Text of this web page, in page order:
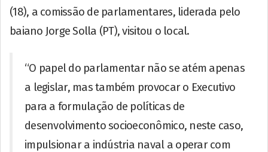
(18), a comissão de parlamentares, liderada pelo
baiano Jorge Solla (PT), visitou o local.
“O papel do parlamentar não se atém apenas
a legislar, mas também provocar o Executivo
para a formulação de políticas de
desenvolvimento socioeconômico, neste caso,
impulsionar a indústria naval a operar com